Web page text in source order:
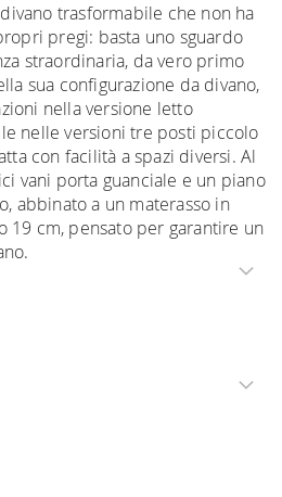
trasformabile che non ha
pregi: basta uno sguardo
straordinaria, da vero primo
sua configurazione da divano,
nella versione letto
nelle versioni tre posti piccolo
con facilità a spazi diversi. Al
vani porta guanciale e un piano
abbinato a un materasso in
19 cm, pensato per garantire un